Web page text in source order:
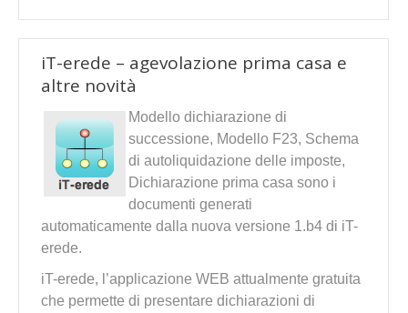
iT-erede – agevolazione prima casa e
altre novità
Modello dichiarazione di
successione, Modello F23, Schema
di autoliquidazione delle imposte,
Dichiarazione prima casa sono i
documenti generati
automaticamente dalla nuova versione 1.b4 di iT-
erede.
iT-erede, l’applicazione WEB attualmente gratuita
che permette di presentare dichiarazioni di